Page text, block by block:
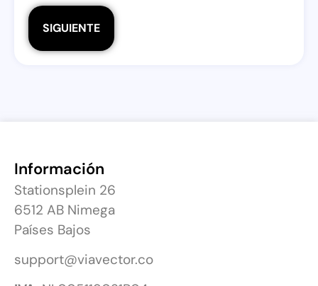
Información
Stationsplein 26
6512 AB Nimega
Países Bajos
support@viavector.co